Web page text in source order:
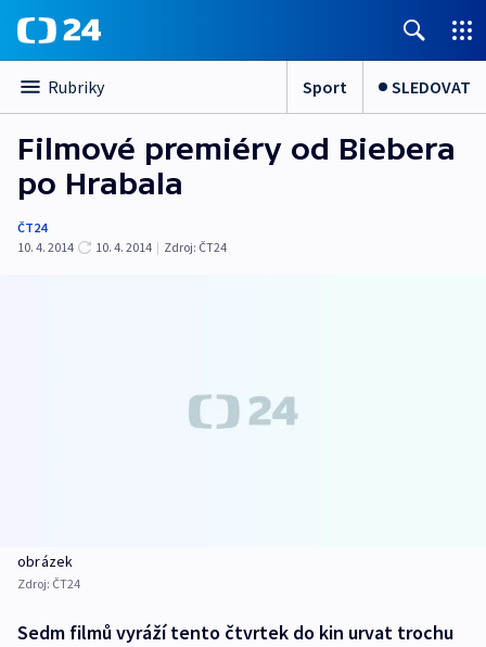
Rubriky Sport SLEDOVAT
Filmové premiéry od Biebera
po Hrabala
ČT24
10. 4. 2014
10. 4. 2014 | Zdroj: ČT24
obrázek
Zdroj: ČT24
Sedm filmů vyráží tento čtvrtek do kin urvat trochu